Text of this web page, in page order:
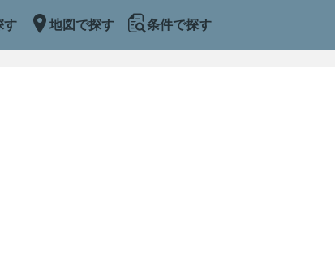
す 地図で探す 条件で探す